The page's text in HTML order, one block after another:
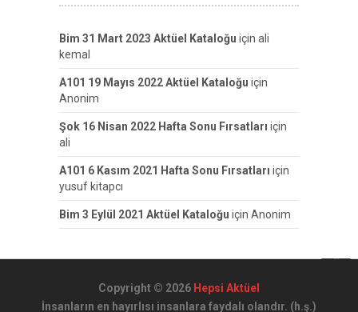
Bim 31 Mart 2023 Aktüel Kataloğu için ali
kemal
A101 19 Mayıs 2022 Aktüel Kataloğu için
Anonim
Şok 16 Nisan 2022 Hafta Sonu Fırsatları için
ali
A101 6 Kasım 2021 Hafta Sonu Fırsatları için
yusuf kitapcı
Bim 3 Eylül 2021 Aktüel Kataloğu için Anonim
Copyright © 2026 Hepsi Aktüel
İnsanların en hayırlısı insanlara faydalı olandır. (h.ş.)